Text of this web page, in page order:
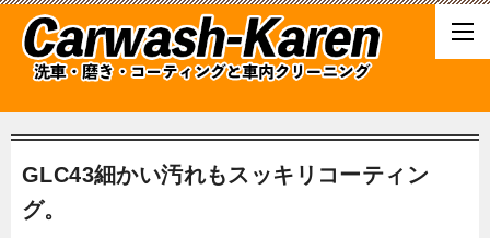
GLC43細かい汚れもスッキリコーティン
グ。